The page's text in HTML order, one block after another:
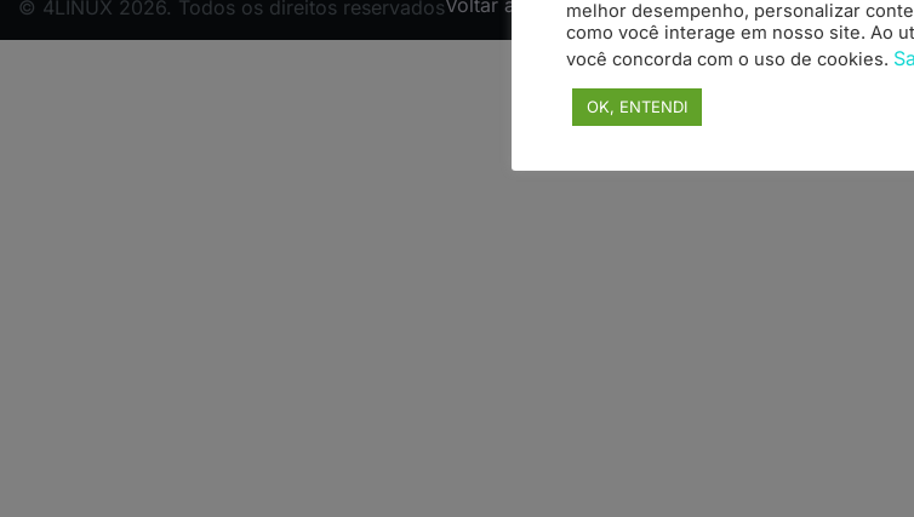
© 4LINUX 2026. Todos os direitos reservados
melhor desempenho, personalizar
como você interage em nosso site. Ao
você concorda com o uso de cookies.
OK, ENTENDI